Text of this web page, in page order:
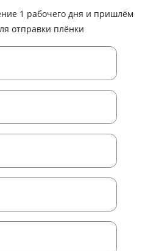
1 рабочего дня и пришлём
отправки плёнки